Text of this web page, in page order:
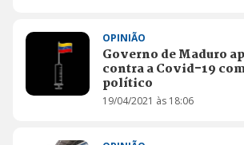
OPINIÃO
Governo de Maduro
contra a Covid-19
político
19/04/2021 às 18:06